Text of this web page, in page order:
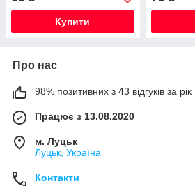
Купити
Про нас
98% позитивних з 43 відгуків за рік
Працює з 13.08.2020
м. Луцьк
Луцьк, Україна
Контакти